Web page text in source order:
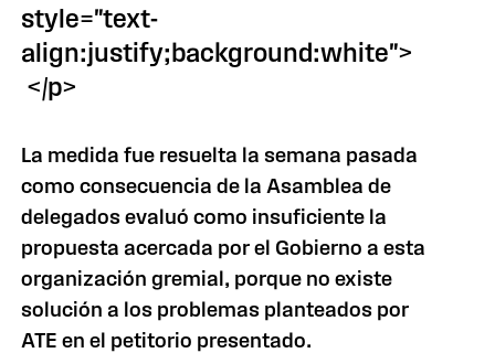
style="text-
align:justify;background:white">
</p>
La medida fue resuelta la semana pasada
como consecuencia de la Asamblea de
delegados evaluó como insuficiente la
propuesta acercada por el Gobierno a esta
organización gremial, porque no existe
solución a los problemas planteados por
ATE en el petitorio presentado.